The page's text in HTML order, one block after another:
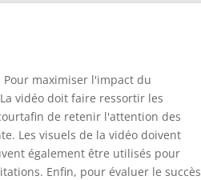
maximiser l'impact du
vidéo doit faire ressortir les
de retenir l'attention des
Les visuels de la vidéo doivent
également être utilisés pour
Enfin, pour évaluer le succès